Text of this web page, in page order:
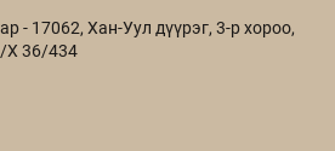
- 17062, Хан-Уул дүүрэг, 3-р хороо,
Х 36/434